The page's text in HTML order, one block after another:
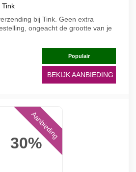
Tink
bij Tink. Geen extra
ongeacht de grootte van je
Populair
BEKIJK AANBIEDING
30%
Aanbieding